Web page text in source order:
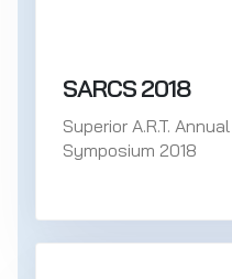
SARCS 2018
Superior A.R.T.
Symposium 2018